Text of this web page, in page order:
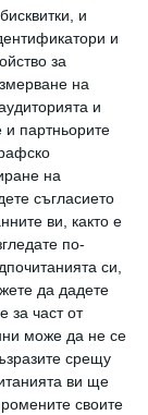
и
и
за
на
и
партньорите
на
съгласието
ви, както е
по-
си,
да дадете
за част от
може да не се
срещу
ви ще
своите
голямо
Тях ги
не
активно
ги